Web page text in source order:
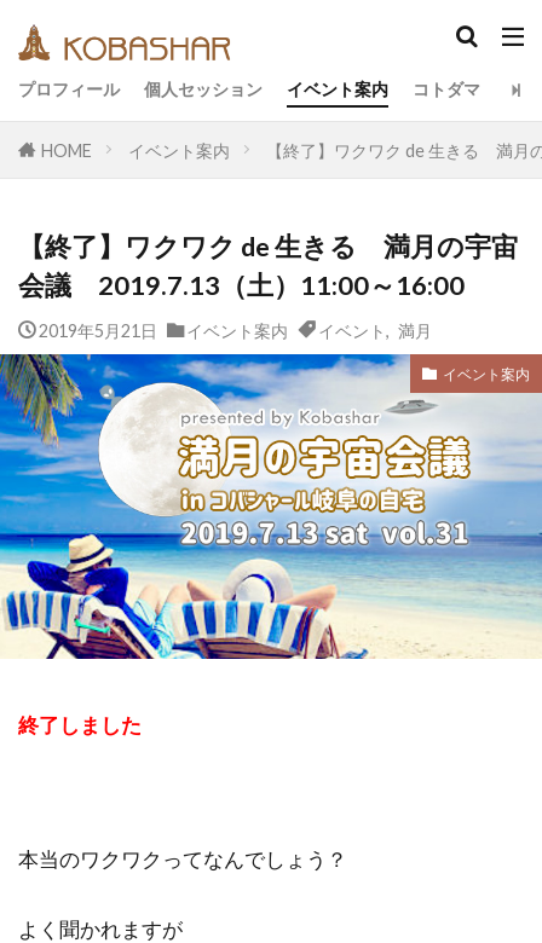
プロフィール 個人セッション イベント案内 コトダマ
HOME イベント案内 【終了】ワクワク de 生きる 満
【終了】ワクワク de 生きる 満月の宇宙
会議 2019.7.13（土）11:00～16:00
2019年5月21日 イベント案内 イベント 満月
イベント案内
終了しました
本当のワクワクってなんでしょう？
よく聞かれますが
カテゴリー
アーティスト
イベント
イヤシロチ
エコ
オフグリッド
キールタン
デトックス
バシャール・宇宙の法則
メッセージ
ヨガ
リトリート
ワンネス
ヴィーガン 健康
動画
友人
合宿 名古屋 地底人
子供
宇宙人
岐阜 引き寄せの法則
愛
断食
旅 沖縄 満月
石川県
祓い
覚醒の学校 農業
金沢市
鎮魂
非二元